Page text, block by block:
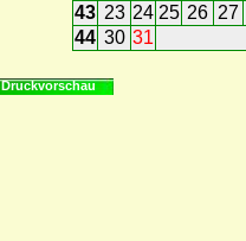
43 23 24 25 26 27
44 30 31
Druckvorschau